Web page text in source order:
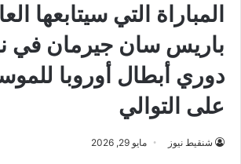
المباراة التي سيتابعها
باريس سان جيرمان في
دوري أبطال أوروبا
على التوالي
شنقيط نيوز مايو 29, 2026